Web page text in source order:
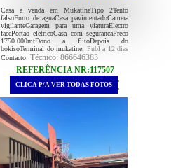
Casa a venda em MukatineTipo 2Tento
falsoFurro de aguaCasa pavimentadoCamera
vigilanteGaragem para uma viaturaElectro
facePortao eletricoCasa com segurancaPreco
1750.000mtDono a flitoDepois do
bokisoTerminal do mukatine , Publ a 12 dias
Contacto: Técnico: 866646383
REFERÊNCIA NR:117507
.
CLICA P/A VER TODAS FOTOS .